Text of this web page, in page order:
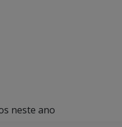
neste ano